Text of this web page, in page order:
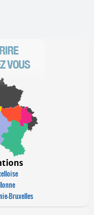
Bruxelles